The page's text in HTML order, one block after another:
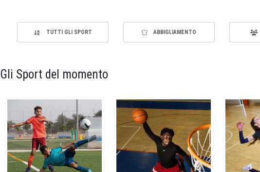
TUTTI GLI SPORT ABBIGLIAMENTO
Gli Sport del momento